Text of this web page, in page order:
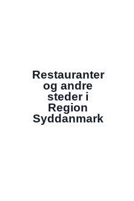
Restauranter
og andre
steder i
Region
Syddanmark